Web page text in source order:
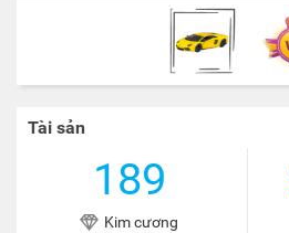
Tài sản
189
Kim cương